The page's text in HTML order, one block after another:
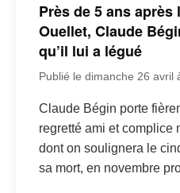
Près de 5 ans après
Ouellet, Claude
qu’il lui a légué
Publié le dimanche 26 avril
Claude Bégin porte
regretté ami et complice
dont on soulignera le
sa mort, en novembre